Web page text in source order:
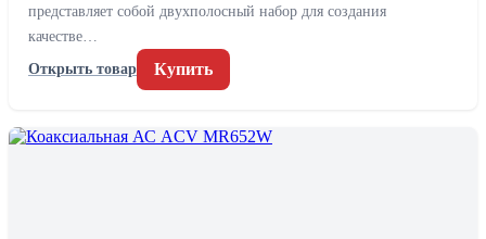
представляет собой двухполосный набор для создания
качестве…
Открыть товар
Купить